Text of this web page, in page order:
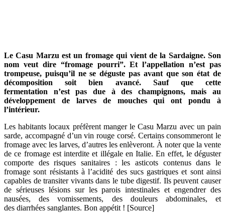
Le Casu Marzu est un fromage qui vient de la Sardaigne. Son
nom veut dire “fromage pourri”. Et l’appellation n’est pas
trompeuse, puisqu’il ne se déguste pas avant que son état de
décomposition soit bien avancé. Sauf que cette
fermentation n’est pas due à des champignons, mais au
développement de larves de mouches qui ont pondu à
l’intérieur.
Les habitants locaux préfèrent manger le Casu Marzu avec un pain
sarde, accompagné d’un vin rouge corsé. Certains consommeront le
fromage avec les larves, d’autres les enlèveront. À noter que la vente
de ce fromage est interdite et illégale en Italie. En effet, le déguster
comporte des risques sanitaires : les asticots contenus dans le
fromage sont résistants à l’acidité des sucs gastriques et sont ainsi
capables de transiter vivants dans le tube digestif. Ils peuvent causer
de sérieuses lésions sur les parois intestinales et engendrer des
nausées, des vomissements, des douleurs abdominales, et
des diarrhées sanglantes. Bon appétit ! [Source]